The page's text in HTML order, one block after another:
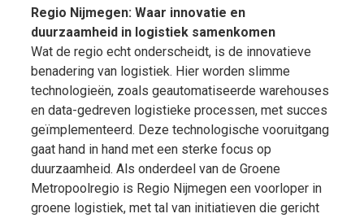
Regio Nijmegen: Waar innovatie en
duurzaamheid in logistiek samenkomen
Wat de regio echt onderscheidt, is de innovatieve
benadering van logistiek. Hier worden slimme
technologieën, zoals geautomatiseerde warehouses
en data-gedreven logistieke processen, met succes
geïmplementeerd. Deze technologische vooruitgang
gaat hand in hand met een sterke focus op
duurzaamheid. Als onderdeel van de Groene
Metropoolregio is Regio Nijmegen een voorloper in
groene logistiek, met tal van initiatieven die gericht